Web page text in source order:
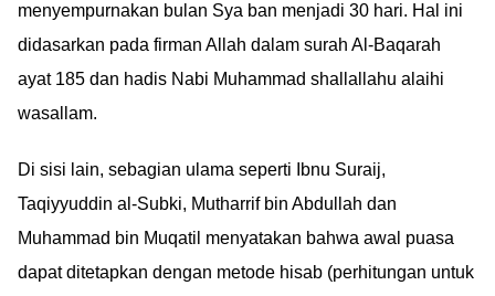
menyempurnakan bulan Sya ban menjadi 30 hari. Hal ini
didasarkan pada firman Allah dalam surah Al-Baqarah
ayat 185 dan hadis Nabi Muhammad shallallahu alaihi
wasallam.
Di sisi lain, sebagian ulama seperti Ibnu Suraij,
Taqiyyuddin al-Subki, Mutharrif bin Abdullah dan
Muhammad bin Muqatil menyatakan bahwa awal puasa
dapat ditetapkan dengan metode hisab (perhitungan untuk